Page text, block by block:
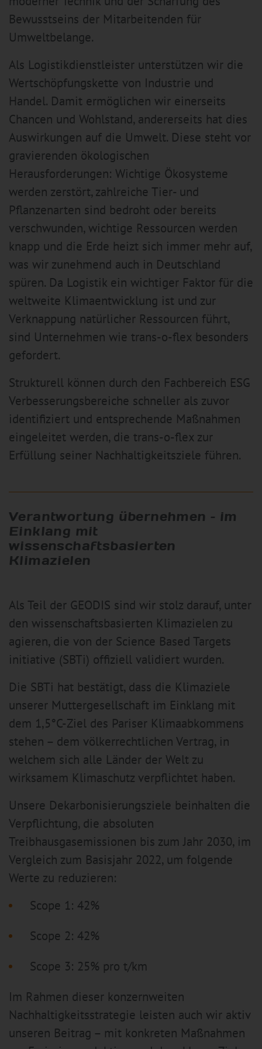
Bewusstseins der Mitarbeitenden für
Umweltbelange.
Als Logistikdienstleister unterstützen wir die
Wertschöpfungskette von Industrie und
Handel. Damit ermöglichen wir einerseits
Chancen und Wohlstand, andererseits hat dies
Auswirkungen auf die Umwelt. Diese steht vor
gravierenden ökologischen
Herausforderungen: Wichtige Ökosysteme
werden zerstört, zahlreiche Tier- und
Pflanzenarten sind bedroht oder bereits
verschwunden, wichtige Ressourcen werden
knapp und die Erde heizt sich immer mehr auf,
was wir zunehmend auch in Deutschland
spüren. Da Logistik ein wichtiger Faktor für die
weltweite Klimaentwicklung ist und zur
Verknappung natürlicher Ressourcen führt,
sind Unternehmen wie trans-o-flex besonders
gefordert.
Strukturell können durch den Fachbereich ESG
Verbesserungsbereiche schneller als zuvor
identifiziert und entsprechende Maßnahmen
eingeleitet werden, die trans-o-flex zur
Erfüllung seiner Nachhaltigkeitsziele führen.
Verantwortung übernehmen – im
Einklang mit
wissenschaftsbasierten
Klimazielen
Als Teil der GEODIS sind wir stolz darauf, unter
den wissenschaftsbasierten Klimazielen zu
agieren, die von der Science Based Targets
initiative (SBTi) offiziell validiert wurden.
Die SBTi hat bestätigt, dass die Klimaziele
unserer Muttergesellschaft im Einklang mit
dem 1,5°C-Ziel des Pariser Klimaabkommens
stehen – dem völkerrechtlichen Vertrag, in
welchem sich alle Länder der Welt zu
wirksamem Klimaschutz verpflichtet haben.
Unsere Dekarbonisierungsziele beinhalten die
Verpflichtung, die absoluten
Treibhausgasemissionen bis zum Jahr 2030, im
Vergleich zum Basisjahr 2022, um folgende
Werte zu reduzieren:
Scope 1: 42%
Scope 2: 42%
Scope 3: 25% pro t/km
Im Rahmen dieser konzernweiten
Nachhaltigkeitsstrategie leisten auch wir aktiv
unseren Beitrag – mit konkreten Maßnahmen